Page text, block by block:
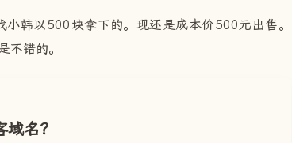
韩以500块拿下的。现还是成本价500元出售。
不错的。
名？